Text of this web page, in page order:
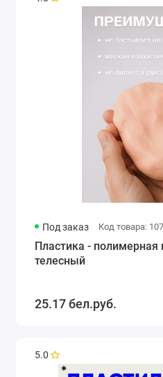
Под заказ Код товара:
Пластика - полимерная
телесный
25.17 бел.руб.
5.0